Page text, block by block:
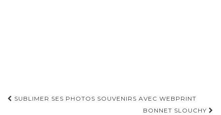
Pagination
SUBLIMER SES PHOTOS SOUVENIRS AVEC WEBPRINT
BONNET SLOUCHY